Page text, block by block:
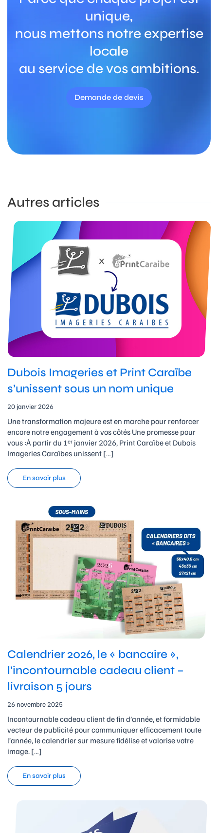
unique,
nous mettons notre expertise
locale
au service de vos ambitions.
Demande de devis
Autres articles
Dubois Imageries et Print Caraïbe
s’unissent sous un nom unique
20 janvier 2026
Une transformation majeure est en marche pour renforcer
encore notre engagement à vos côtés Une promesse pour
vous :À partir du 1ᵉʳ janvier 2026, Print Caraïbe et Dubois
Imageries Caraïbes unissent […]
En savoir plus
Calendrier 2026, le « bancaire »,
l’incontournable cadeau client –
livraison 5 jours
26 novembre 2025
Incontournable cadeau client de fin d’année, et formidable
vecteur de publicité pour communiquer efficacement toute
l’année, le calendrier sur mesure fidélise et valorise votre
image. […]
En savoir plus